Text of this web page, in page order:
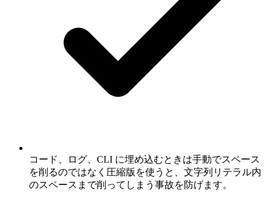
コード、ログ、CLI に埋め込むときは手動でスペース
を削るのではなく圧縮版を使うと、文字列リテラル内
のスペースまで削ってしまう事故を防げます。